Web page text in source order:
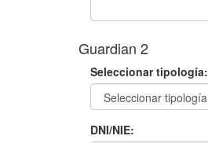
Guardian 2
Seleccionar tipología:
DNI/NIE: